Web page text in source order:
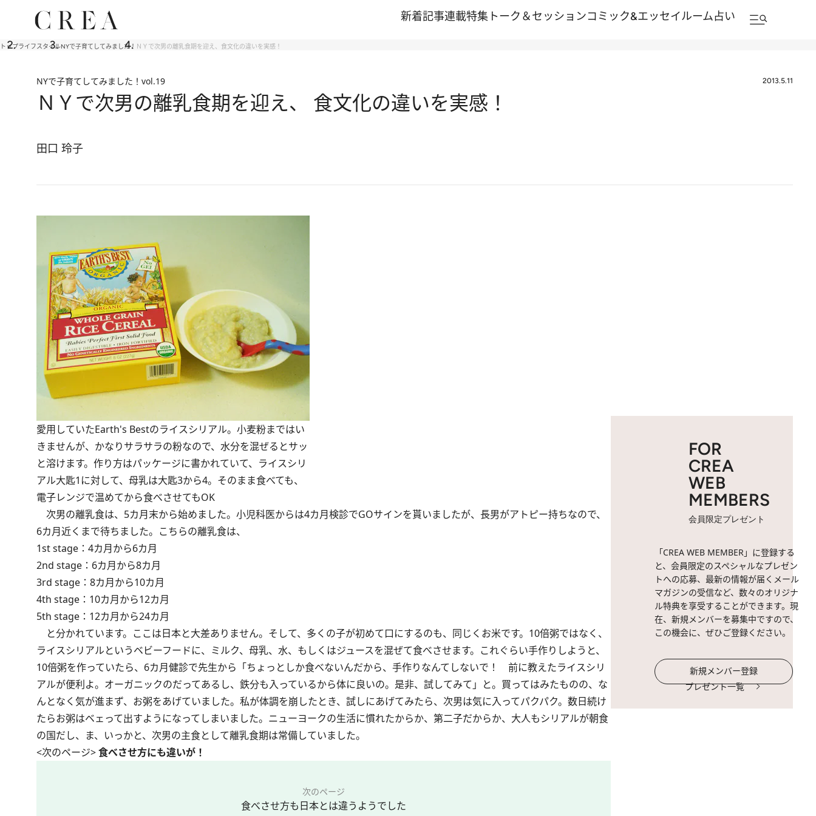
新着記事連載特集 トーク＆セッションコミック&エッセイルーム占い
トップライフスタイルNYで子育てしてみました！ ＮＹで次男の離乳食期を迎え、食文化の違いを実感！
NYで子育てしてみました！ vol.19 2013.5.11
ＮＹで次男の離乳食期を迎え、 食文化の違いを実感！
田口 玲子
愛用していたEarth's Bestのライスシリアル。小麦粉まではい
きませんが、かなりサラサラの粉なので、水分を混ぜるとサッ
と溶けます。作り方はパッケージに書かれていて、ライスシリ
アル大匙1に対して、母乳は大匙3から4。そのまま食べても、
電子レンジで温めてから食べさせてもOK
次男の離乳食は、5カ月末から始めました。小児科医からは4カ月検診でGOサインを貰いましたが、長男がアトピー持ちなので、
6カ月近くまで待ちました。こちらの離乳食は、
1st stage：4カ月から6カ月
2nd stage：6カ月から8カ月
3rd stage：8カ月から10カ月
4th stage：10カ月から12カ月
5th stage：12カ月から24カ月
と分かれています。ここは日本と大差ありません。そして、多くの子が初めて口にするのも、同じくお米です。10倍粥ではなく、
ライスシリアルというベビーフードに、ミルク、母乳、水、もしくはジュースを混ぜて食べさせます。これぐらい手作りしようと、
10倍粥を作っていたら、6カ月健診で先生から「ちょっとしか食べないんだから、手作りなんてしないで！ 前に教えたライスシリ
アルが便利よ。オーガニックのだってあるし、鉄分も入っているから体に良いの。是非、試してみて」と。買ってはみたものの、な
んとなく気が進まず、お粥をあげていました。私が体調を崩したとき、試しにあげてみたら、次男は気に入ってパクパク。数日続け
たらお粥はベェって出すようになってしまいました。ニューヨークの生活に慣れたからか、第二子だからか、大人もシリアルが朝食
の国だし、ま、いっかと、次男の主食として離乳食期は常備していました。
<次のページ>食べさせ方にも違いが！
次のページ
食べさせ方も日本とは違うようでした
FOR
CREA
WEB
MEMBERS
会員限定プレゼント
「CREA WEB MEMBER」に登録する
と、会員限定のスペシャルなプレゼン
トへの応募、最新の情報が届くメール
マガジンの受信など、数々のオリジナ
ル特典を享受することができます。現
在、新規メンバーを募集中ですので、
この機会に、ぜひご登録ください。
新規メンバー登録
プレゼント一覧